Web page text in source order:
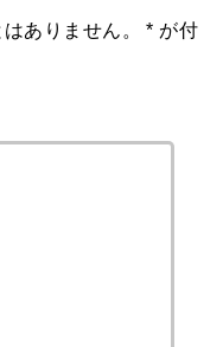
ありません。 * が付